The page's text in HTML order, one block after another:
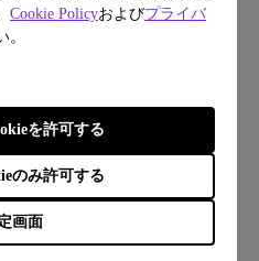
Cookie Policyおよびプライバ
。
画面
のみ許可する
を許可する